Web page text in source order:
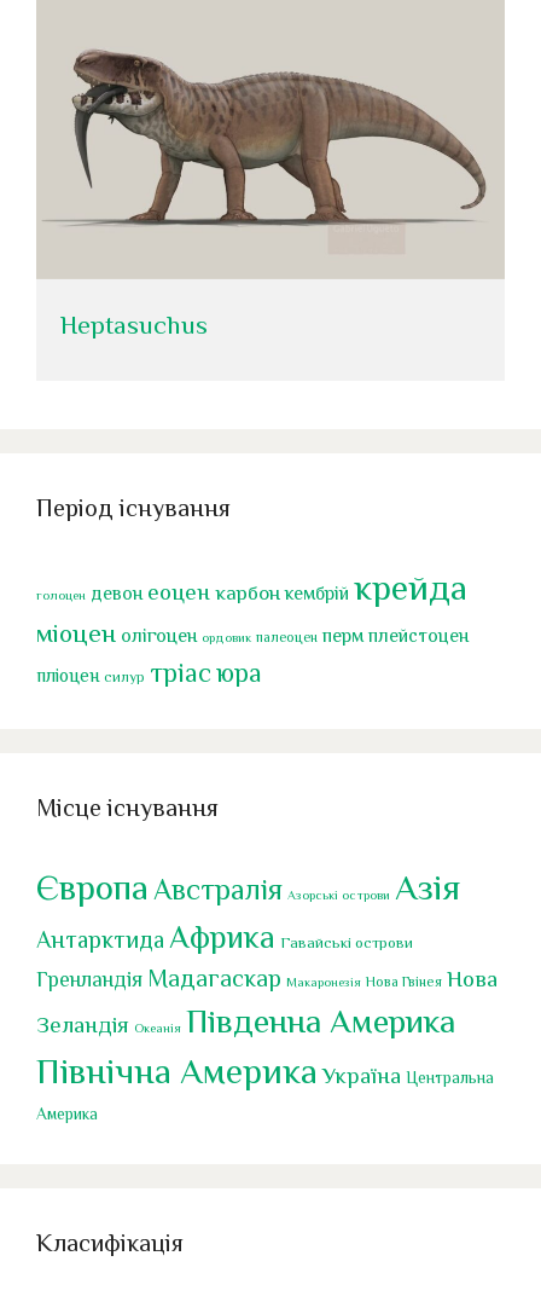
Heptasuchus
Період існування
голоцен девон еоцен карбон кембрій крейда
міоцен олігоцен ордовик палеоцен перм плейстоцен
пліоцен силур тріасюра
Місце існування
Європа Австралія Азорські острови Азія
Антарктида Африка Гавайські острови
Гренландія Мадагаскар Макаронезія Нова Гвінея Нова
Зеландія Океанія Південна Америка
Північна Америка Україна Центральна
Америка
Класифікація